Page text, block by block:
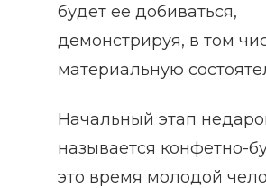
будет ее добиваться,
демонстрируя, в том
материальную
Начальный этап
называется конфетно-
это время молодой